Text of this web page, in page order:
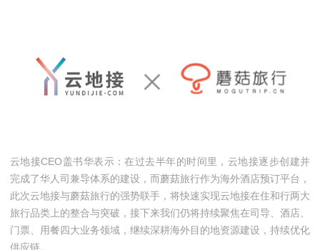
云地接CEO盖书华表示：在过去半年的时间里，云地接逐步创建并
完成了华人司兼导体系的建设，而蘑菇旅行作为海外酒店预订平台，
此次云地接与蘑菇旅行的强势联手，将快速实现云地接在住和行两大
旅行品类上的整合与突破，接下来我们仍将持续聚焦在司导、酒店、
门票、用餐四大业务领域，继续深耕海外目的地资源建设，持续优化
供应链。